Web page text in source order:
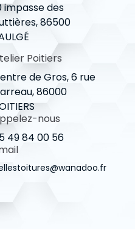
impasse des
86500
Poitiers
de Gros, 6 rue
86000
nous
49 84 00 56